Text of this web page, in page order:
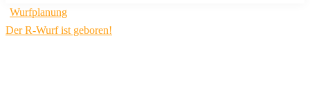
Beitragsnavigation
Wurfplanung
Der R-Wurf ist geboren!